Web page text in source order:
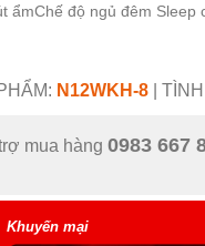
ẩmChế độ ngủ đêm Sleep
N12WKH-8|
mua hàng 0983 667
Khuyến mại